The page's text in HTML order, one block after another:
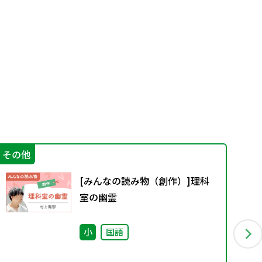
その他
[みんなの読み物（創作）]理科
室の幽霊
小 国語